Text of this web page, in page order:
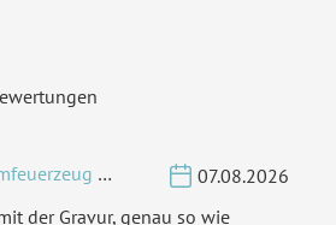
4251069699087
- Verzierte Initialen
07.08.2026
der Gravur, genau so wie